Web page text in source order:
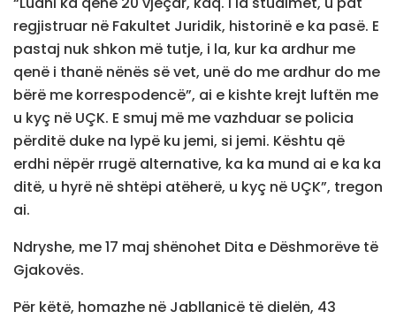
regjistruar në Fakultet Juridik, historinë e ka pasë. E
pastaj nuk shkon më tutje, i la, kur ka ardhur me
qenë i thanë nënës së vet, unë do me ardhur do me
bërë me korrespodencë”, ai e kishte krejt luftën me
u kyç në UÇK. E smuj më me vazhduar se policia
përditë duke na lypë ku jemi, si jemi. Kështu që
erdhi nëpër rrugë alternative, ka ka mund ai e ka ka
ditë, u hyrë në shtëpi atëherë, u kyç në UÇK”, tregon
ai.
Ndryshe, me 17 maj shënohet Dita e Dëshmorëve të
Gjakovës.
Për këtë, homazhe në Jabllanicë të dielën, 43